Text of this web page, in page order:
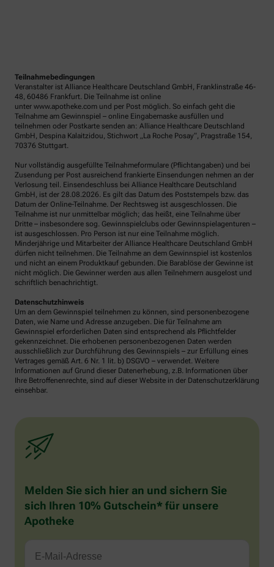
Teilnahmebedingungen
Veranstalter ist Alliance Healthcare Deutschland GmbH, Franklinstraße 46-
48, 60486 Frankfurt. Die Teilnahme ist online
unter www.apotheke.com und per Post möglich. So einfach geht die
Teilnahme am Gewinnspiel – online Eingabemaske ausfüllen und
teilnehmen oder Postkarte senden an: Alliance Healthcare Deutschland
GmbH, Despina Kalaitzidou, Stichwort „La Roche Posay“, Pragstraße 154,
70376 Stuttgart.
Nur vollständig ausgefüllte Teilnahmeformulare (Pflichtangaben) und bei
Zusendung per Post ausreichend frankierte Einsendungen nehmen an der
Verlosung teil. Einsendeschluss bei Alliance Healthcare Deutschland
GmbH, ist der 28.08.2026. Es gilt das Datum des Poststempels bzw. das
Datum der Online-Teilnahme. Der Rechtsweg ist ausgeschlossen. Die
Teilnahme ist nur unmittelbar möglich; das heißt, eine Teilnahme über
Dritte – insbesondere sog. Gewinnspielclubs oder Gewinnspielagenturen –
ist ausgeschlossen. Pro Person ist nur eine Teilnahme möglich.
Minderjährige und Mitarbeiter der Alliance Healthcare Deutschland GmbH
dürfen nicht teilnehmen. Die Teilnahme an dem Gewinnspiel ist kostenlos
und nicht an einem Produktkauf gebunden. Die Barablöse der Gewinne ist
nicht möglich. Die Gewinner werden aus allen Teilnehmern ausgelost und
schriftlich benachrichtigt.
Datenschutzhinweis
Um an dem Gewinnspiel teilnehmen zu können, sind personenbezogene
Daten, wie Name und Adresse anzugeben. Die für Teilnahme am
Gewinnspiel erforderlichen Daten sind entsprechend als Pflichtfelder
gekennzeichnet. Die erhobenen personenbezogenen Daten werden
ausschließlich zur Durchführung des Gewinnspiels – zur Erfüllung eines
Vertrages gemäß Art. 6 Nr. 1 lit. b) DSGVO – verwendet. Weitere
Informationen auf Grund dieser Datenerhebung, z.B. Informationen über
Ihre Betroffenenrechte, sind auf dieser Website in der Datenschutzerklärung
einsehbar.
Melden Sie sich hier an und sichern Sie
sich Ihren 10% Gutschein* für unsere
Apotheke